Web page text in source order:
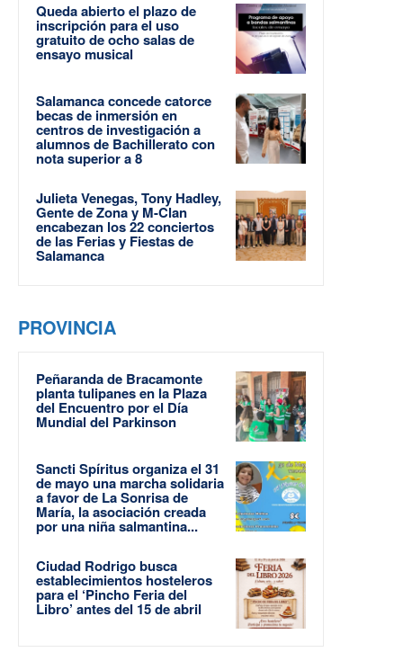
Queda abierto el plazo de
inscripción para el uso
gratuito de ocho salas de
ensayo musical
Salamanca concede catorce
becas de inmersión en
centros de investigación a
alumnos de Bachillerato con
nota superior a 8
Julieta Venegas, Tony Hadley,
Gente de Zona y M-Clan
encabezan los 22 conciertos
de las Ferias y Fiestas de
Salamanca
PROVINCIA
Peñaranda de Bracamonte
planta tulipanes en la Plaza
del Encuentro por el Día
Mundial del Parkinson
Sancti Spíritus organiza el 31
de mayo una marcha solidaria
a favor de La Sonrisa de
María, la asociación creada
por una niña salmantina...
Ciudad Rodrigo busca
establecimientos hosteleros
para el ‘Pincho Feria del
Libro’ antes del 15 de abril